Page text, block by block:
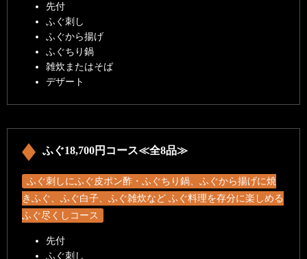
先付
ふぐ刺し
ふぐから揚げ
ふぐちり鍋
雑炊またはそば
デザート
ふぐ18,700円コース≪全8品≫
ふぐ刺しにふぐ皮ポン酢・ふぐちり鍋、ふぐから揚げに焼
きふぐ、ふぐ白子、ふぐ雑炊など ふぐ料理を存分に楽しめる
ふぐ尽くしコース
先付
ふぐ刺し